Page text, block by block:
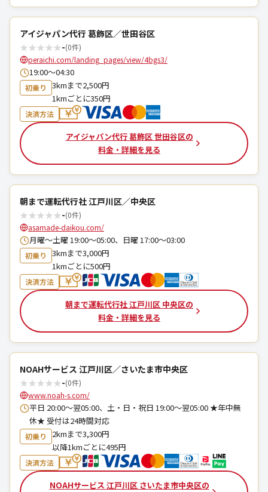
アイジャパン代行 葛飾区／世田谷区
★★★★★-(0件)
peraichi.com/landing_pages/view/4bgs3/
19:00〜04:30
初乗り
3kmまで2,500円
1kmごとに350円
決済方法
アイジャパン代行 葛飾区 世田谷区の
料金・詳細を見る
朝まで運転代行社 江戸川区／中央区
★★★★★-(0件)
asamade-daikou.com/
月曜〜土曜 19:00〜05:00、日曜 17:00〜03:00
初乗り
3kmまで3,000円
1kmごとに500円
決済方法
朝まで運転代行社 江戸川区 中央区の
料金・詳細を見る
NOAHサービス 江戸川区／さいたま市中央区
★★★★★-(0件)
www.noah-s.com/
平日 20:00～翌05:00、土・日・祝日 19:00～翌05:00 ★年中無
休★ 受付は24時間対応
初乗り
2kmまで3,300円
以降1kmごとに495円
決済方法
NOAHサービス 江戸川区 さいたま市中央区の